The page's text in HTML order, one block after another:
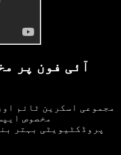
آئی فون پر
مجموعی اسکرین ٹائم
مخصوص
پروڈکٹیویٹی بہتر